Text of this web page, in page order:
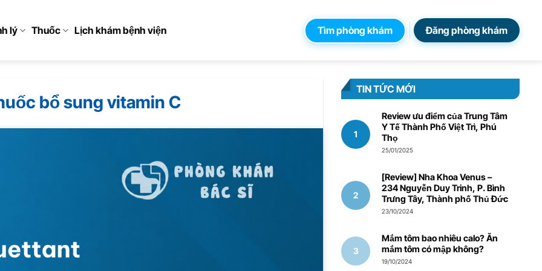
lý Thuốc Lịch khám bệnh viện Tìm phòng khám Đăng phòng khám
bổ sung vitamin C
TIN TỨC MỚI
Review ưu điểm của Trung Tâm
Y Tế Thành Phố Việt Trì, Phú
Thọ
25/01/2025
[Review] Nha Khoa Venus –
234 Nguyễn Duy Trinh, P. Bình
Trưng Tây, Thành phố Thủ Đức
23/10/2024
Mắm tôm bao nhiêu calo? Ăn
mắm tôm có mập không?
19/10/2024